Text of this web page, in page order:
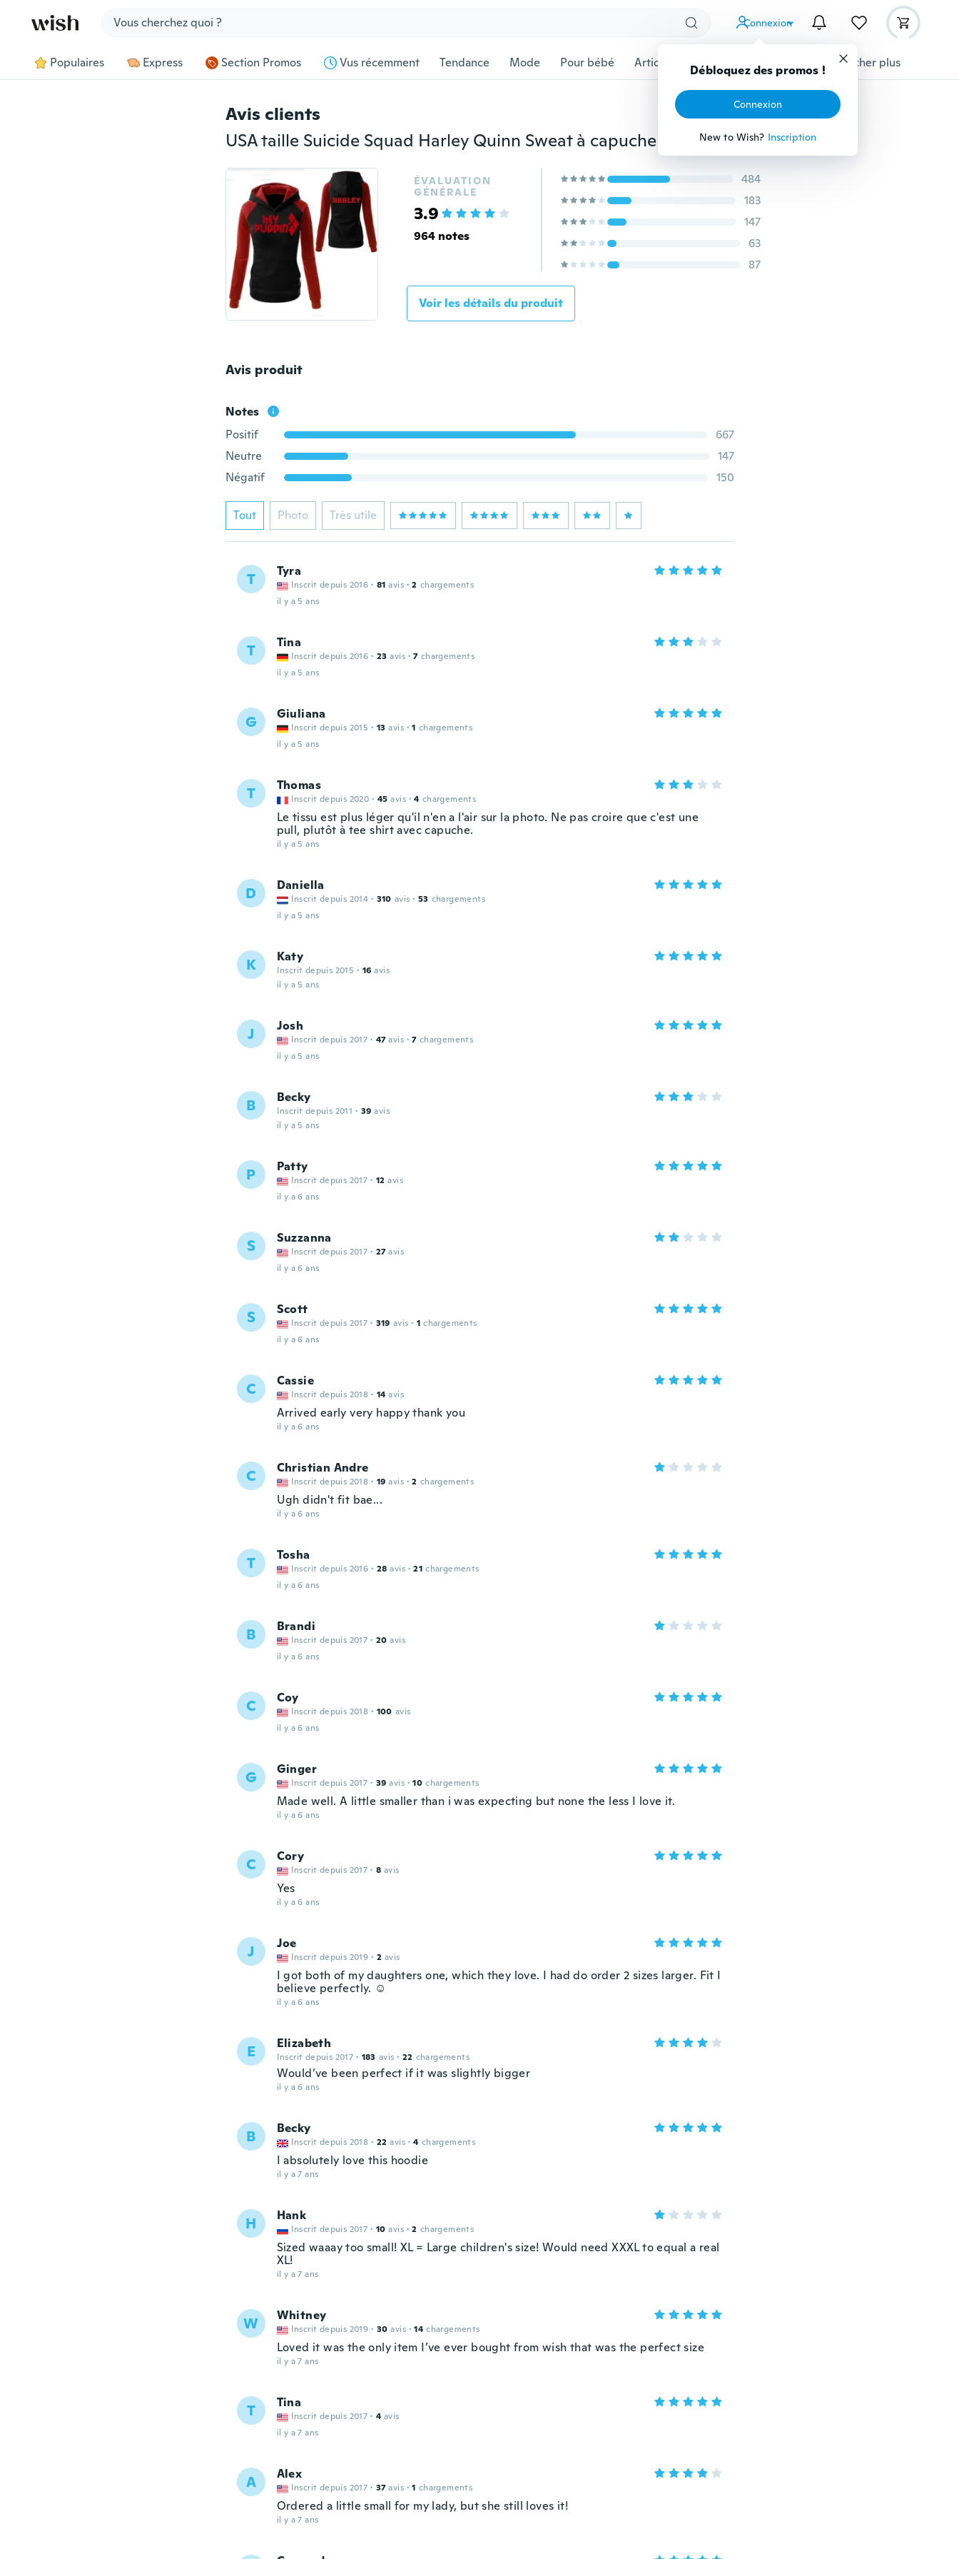
Connexion
Débloquez des promos !
Connexion
New to Wish? Inscription
Populaires Express Section Promos Vus récemment Tendance Mode Pour bébé Articles pour animaux domestiques Afficher plus
Avis clients
USA taille Suicide Squad Harley Quinn Sweat à capuche noir Femmes Casual Sweatshirts College Squad Manteau Baseball Top
ÉVALUATION
GÉNÉRALE
3.9
964 notes
484
183
147
63
87
Voir les détails du produit
Avis produit
Notes
Positif
667
Neutre
147
Négatif
150
Tout Photo Très utile
T Tyra
Inscrit depuis 2016 · 81 avis · 2 chargements
il y a 5 ans
T Tina
Inscrit depuis 2016 · 23 avis · 7 chargements
il y a 5 ans
G Giuliana
Inscrit depuis 2015 · 13 avis · 1 chargements
il y a 5 ans
T Thomas
Inscrit depuis 2020 · 45 avis · 4 chargements
Le tissu est plus léger qu'il n'en a l'air sur la photo. Ne pas croire que c'est une
pull, plutôt à tee shirt avec capuche.
il y a 5 ans
D Daniella
Inscrit depuis 2014 · 310 avis · 53 chargements
il y a 5 ans
K Katy
Inscrit depuis 2015 · 16 avis
il y a 5 ans
J Josh
Inscrit depuis 2017 · 47 avis · 7 chargements
il y a 5 ans
B Becky
Inscrit depuis 2011 · 39 avis
il y a 5 ans
P Patty
Inscrit depuis 2017 · 12 avis
il y a 6 ans
S Suzzanna
Inscrit depuis 2017 · 27 avis
il y a 6 ans
S Scott
Inscrit depuis 2017 · 319 avis · 1 chargements
il y a 6 ans
C Cassie
Inscrit depuis 2018 · 14 avis
Arrived early very happy thank you
il y a 6 ans
C Christian Andre
Inscrit depuis 2018 · 19 avis · 2 chargements
Ugh didn't fit bae...
il y a 6 ans
T Tosha
Inscrit depuis 2016 · 28 avis · 21 chargements
il y a 6 ans
B Brandi
Inscrit depuis 2017 · 20 avis
il y a 6 ans
C Coy
Inscrit depuis 2018 · 100 avis
il y a 6 ans
G Ginger
Inscrit depuis 2017 · 39 avis · 10 chargements
Made well. A little smaller than i was expecting but none the less I love it.
il y a 6 ans
C Cory
Inscrit depuis 2017 · 8 avis
Yes
il y a 6 ans
J Joe
Inscrit depuis 2019 · 2 avis
I got both of my daughters one, which they love. I had do order 2 sizes larger. Fit I
believe perfectly. ☺
il y a 6 ans
E Elizabeth
Inscrit depuis 2017 · 183 avis · 22 chargements
Would’ve been perfect if it was slightly bigger
il y a 6 ans
B Becky
Inscrit depuis 2018 · 22 avis · 4 chargements
I absolutely love this hoodie
il y a 7 ans
H Hank
Inscrit depuis 2017 · 10 avis · 2 chargements
Sized waaay too small! XL = Large children's size! Would need XXXL to equal a real
XL!
il y a 7 ans
W Whitney
Inscrit depuis 2019 · 30 avis · 14 chargements
Loved it was the only item I’ve ever bought from wish that was the perfect size
il y a 7 ans
T Tina
Inscrit depuis 2017 · 4 avis
il y a 7 ans
A Alex
Inscrit depuis 2017 · 37 avis · 1 chargements
Ordered a little small for my lady, but she still loves it!
il y a 7 ans